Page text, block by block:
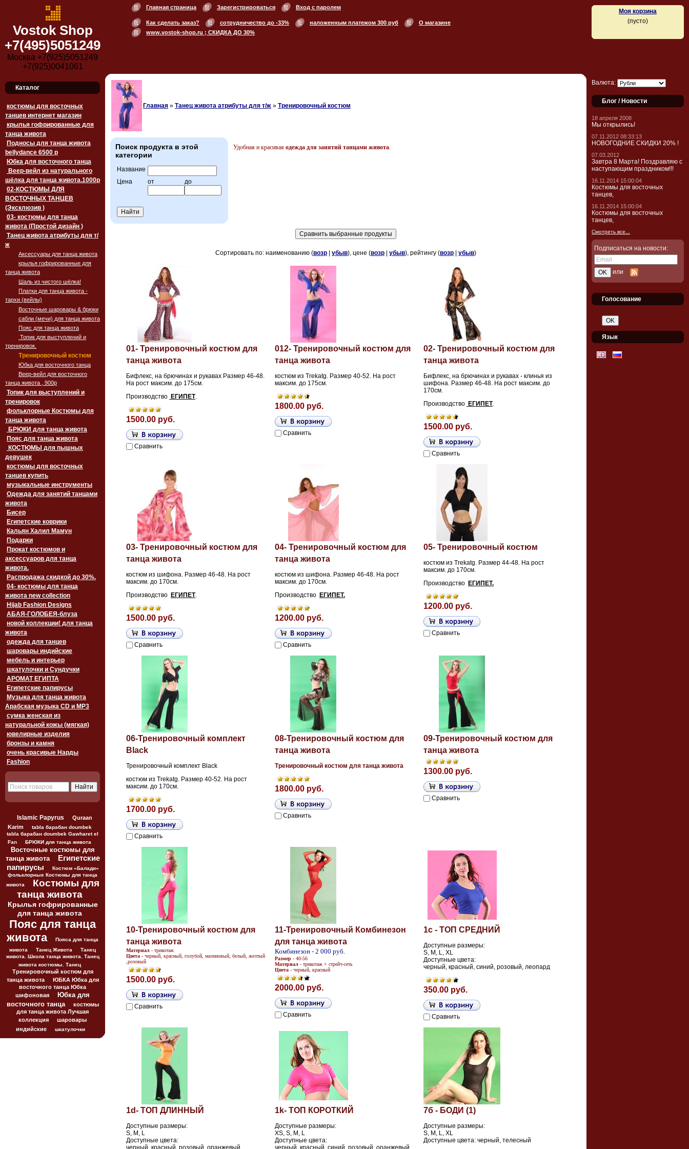
Vostok Shop
+7(495)5051249
Москва +7(925)5051249
+7(925)0041061
Главная страница Зарегистрироваться Вход с паролем
Как сделать заказ? сотрудничество до -33% наложенным платежом 300 руб
О магазине
www.vostok-shop.ru ; СКИДКА ДО 30%
Моя корзина
(пусто)
Каталог
костюмы для восточных
танцев интернет магазин
крылья гофрированные для
танца живота
Подносы для танца живота
bellydance 6500 p
Юбка для восточного танца
Веер-вейл из натурального
шёлка для танца живота.1000p
02-КОСТЮМЫ ДЛЯ
ВОСТОЧНЫХ ТАНЦЕВ
(Эксклюзив )
03- костюмы для танца
живота (Простой дизайн )
Танец живота атрибуты для т/
ж
Аксессуары для танца живота
крылья гофрированные для
танца живота
Шаль из чистого шёлка!
Платки для танца живота -
тархи (вейлы)
Восточные шаровары & брюки
сабли (мечи) для танца живота
Пояс для танца живота
Топик для выступлений и
тренировок.
Тренировочный костюм
Юбка для восточного танца
Веер-вейл для восточного
танца живота , 900p
Топик для выступлений и
тренировок
фольклорные Костюмы для
танца живота
БРЮКИ для танца живота
Пояс для танца живота
девушек
костюмы для восточных
танцев купить
музыкальные инструменты
Одежда для занятий танцами
живота
Бисер
Египетские коврики
Кальян Халил Мамун
Подарки
Прокат костюмов и
аксессуаров для танца
живота.
Распродажа скидкой до 30%.
04- костюмы для танца
живота new collection
Hijab Fashion Designs
АБАЯ-ГОЛОБЕЯ-блуза
новой коллекции! для танца
живота
одежда для танцев
шаровары индийские
мебель и интерьер
шкатулочки и Сундучки
АРОМАТ ЕГИПТА
Египетские папирусы
Музыка для танца живота
Арабская музыка CD и MP3
сумка женская из
натуральной кожы (мягкая)
ювелирные изделия
бронзы и камня
очень красивые Нарды
Fashion
Islamic Papyrus
Quraan
Karim
tabla барабан doumbek
tabla барабан doumbek Gawharet el
Fan
БРЮКИ для танца живота
Восточные костюмы для
танца живота
Египетские
папирусы
Костюм «Балади»
фольклорные Костюмы для танца
живота
Костюмы для
танца живота
Крылья гофрированные
для танца живота
Пояс для танца
живота
Пояса для танца
живота
Танец Живота
Танец
живота. Школа танца живота. Танец
живота костюмы. Танец
Тренировочный костюм для
танца живота
ЮБКА Юбка для
восточного танца Юбка
шифоновая
Юбка для
восточного танца
костюмы
для танца живота Лучшая
коллекция
шаровары
индийские
шкатулочки
Главная » Танец живота атрибуты для т/ж » Тренировочный костюм
Поиск продукта в этой
категории
Название
Цена
от до
Удобная и красивая одежда для занятий танцами живота.
Сортировать по: наименованию (возр убыв), цене (возр убыв), рейтингу (возр убыв)
01- Тренировочный костюм для
танца живота
Бифлекс, на брючинах и рукавах Размер 46-48.
На рост максим. до 175см.
Производство ЕГИПЕТ.
1500.00 руб.
Сравнить
012- Тренировочный костюм для
танца живота
костюм из Trekatg. Размер 40-52. На рост
максим. до 175см.
1800.00 руб.
Сравнить
02- Тренировочный костюм для
танца живота
Бифлекс, на брючинах и рукавах - клинья из
шифона. Размер 46-48. На рост максим. до
170см.
Производство ЕГИПЕТ.
1500.00 руб.
Сравнить
03- Тренировочный костюм для
танца живота
костюм из шифона. Размер 46-48. На рост
максим. до 170см.
Производство ЕГИПЕТ.
1500.00 руб.
Сравнить
04- Тренировочный костюм для
танца живота
костюм из шифона. Размер 46-48. На рост
максим. до 170см.
Производство ЕГИПЕТ.
1200.00 руб.
Сравнить
05- Тренировочный костюм
костюм из Trekatg. Размер 44-48. На рост
максим. до 170см.
Производство ЕГИПЕТ.
1200.00 руб.
Сравнить
06-Тренировочный комплект
Black
Тренировочный комплект Black
костюм из Trekatg. Размер 40-52. На рост
максим. до 170см.
1700.00 руб.
Сравнить
08-Тренировочный костюм для
танца живота
Тренировочный костюм для танца живота
1800.00 руб.
Сравнить
09-Тренировочный костюм для
танца живота
1300.00 руб.
Сравнить
10-Тренировочный костюм для
танца живота
Материал - трикотаж
Цвета - черный, красный, голубой, малиновый, белый, желтый
розовый
1500.00 руб.
Сравнить
11-Тренировочный Комбинезон
для танца живота
Комбинезон - 2 000 руб.
Размер - 40-56
Материал - трикотаж + стрейч-сеть
Цвета - черный, красный
2000.00 руб.
Сравнить
1c - ТОП СРЕДНИЙ
Доступные размеры:
S, M, L, XL
Доступные цвета:
черный, красный, синий, розовый, леопард
350.00 руб.
Сравнить
1d- ТОП ДЛИННЫЙ
Доступные размеры:
S, M, L
Доступные цвета:
черный, красный, розовый, оранжевый,
1k- ТОП КОРОТКИЙ
Доступные размеры:
XS, S, M, L
Доступные цвета:
черный, красный, синий, розовый, оранжевый,
7б - БОДИ (1)
Доступные размеры:
S, M, L, XL
Доступные цвета: черный, телесный
Валюта:
Блог / Новости
18 апреля 2008
Мы открылись!
07.11.2012 08:33:13
НОВОГОДНИЕ СКИДКИ 20% !
07.03.2012
Завтра 8 Марта! Поздравляю с
наступающим праздником!!!
16.11.2014 15:00:04
Костюмы для восточных
танцев,
16.11.2014 15:00:04
Костюмы для восточных
танцев,
Смотреть все...
Подписаться на новости:
или
Голосование
Язык